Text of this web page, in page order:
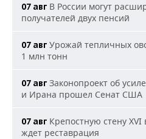
07 авг В России могут
получателей двух пенсий
07 авг Урожай тепличных
1 млн тонн
07 авг Законопроект об
и Ирана прошел Сенат США
07 авг Крепостную стену
ждет реставрация